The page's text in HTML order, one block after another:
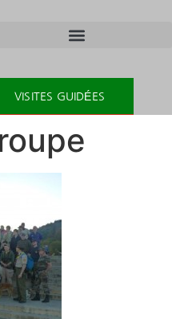
VISITES GUIDÉES